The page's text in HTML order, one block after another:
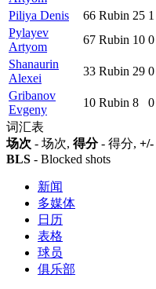
Piliya Denis
66 Rubin 25 1
Pylayev
Artyom
67 Rubin 10 0
Shanaurin
Alexei
33 Rubin 29 0
Gribanov
Evgeny
10 Rubin 8 0
词汇表
场次 - 场次, 得分- 得分, +/-
BLS - Blocked shots
新闻
多媒体
日历
表格
球员
俱乐部